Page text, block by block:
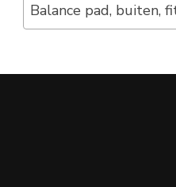
Balance pad, buiten,